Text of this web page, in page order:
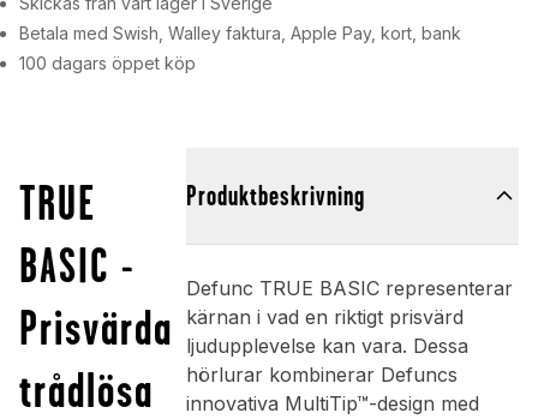
Betala med Swish, Walley faktura, Apple Pay, kort, bank
100 dagars öppet köp
TRUE
BASIC -
Prisvärda
trådlösa
Produktbeskrivning
Defunc TRUE BASIC representerar
kärnan i vad en riktigt prisvärd
ljudupplevelse kan vara. Dessa
hörlurar kombinerar Defuncs
innovativa MultiTip™-design med